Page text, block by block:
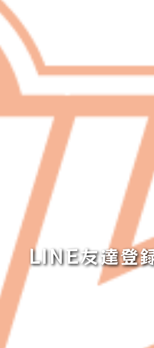
LINE友達登